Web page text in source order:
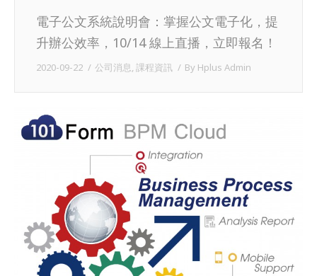
電子公文系統說明會：掌握公文電子化，提
升辦公效率，10/14 線上直播，立即報名！
2020-09-22 公司消息, 課程資訊 By Hplus Admin